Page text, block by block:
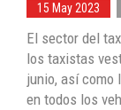
15 May 2023
El sector del
los taxistas
junio, así como
en todos los